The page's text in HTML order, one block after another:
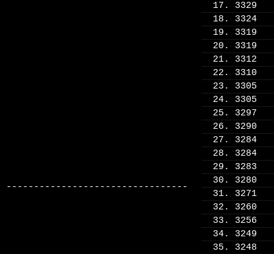
---------------------------------
17. 3329
18. 3324
19. 3319
20. 3319
21. 3312
22. 3310
23. 3305
24. 3305
25. 3297
26. 3290
27. 3284
28. 3284
29. 3283
30. 3280
31. 3271
32. 3260
33. 3256
34. 3249
35. 3248